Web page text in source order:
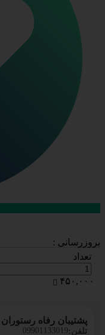
بروزرسانی :
تعداد
۴۵۰,۰۰۰
پشتیبان رفاه
تلفن: 09901133019